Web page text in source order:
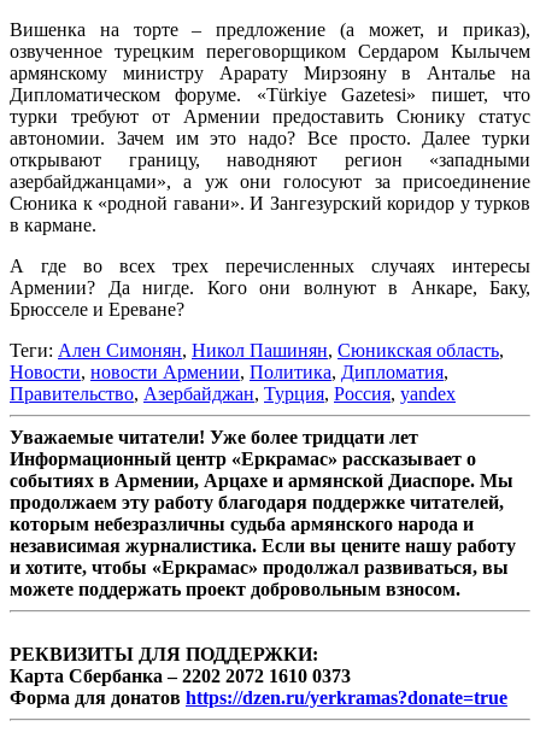
Вишенка на торте – предложение (а может, и приказ),
озвученное турецким переговорщиком Сердаром Кылычем
армянскому министру Арарату Мирзояну в Анталье на
Дипломатическом форуме. «Türkiye Gazetesi» пишет, что
турки требуют от Армении предоставить Сюнику статус
автономии. Зачем им это надо? Все просто. Далее турки
открывают границу, наводняют регион «западными
азербайджанцами», а уж они голосуют за присоединение
Сюника к «родной гавани». И Зангезурский коридор у турков
в кармане.
А где во всех трех перечисленных случаях интересы
Армении? Да нигде. Кого они волнуют в Анкаре, Баку,
Брюсселе и Ереване?
Теги: Ален Симонян, Никол Пашинян, Сюникская область,
Новости, новости Армении, Политика, Дипломатия,
Правительство, Азербайджан, Турция, Россия, yandex
Уважаемые читатели! Уже более тридцати лет
Информационный центр «Еркрамас» рассказывает о
событиях в Армении, Арцахе и армянской Диаспоре. Мы
продолжаем эту работу благодаря поддержке читателей,
которым небезразличны судьба армянского народа и
независимая журналистика. Если вы цените нашу работу
и хотите, чтобы «Еркрамас» продолжал развиваться, вы
можете поддержать проект добровольным взносом.
РЕКВИЗИТЫ ДЛЯ ПОДДЕРЖКИ:
Карта Сбербанка – 2202 2072 1610 0373
Форма для донатов https://dzen.ru/yerkramas?donate=true